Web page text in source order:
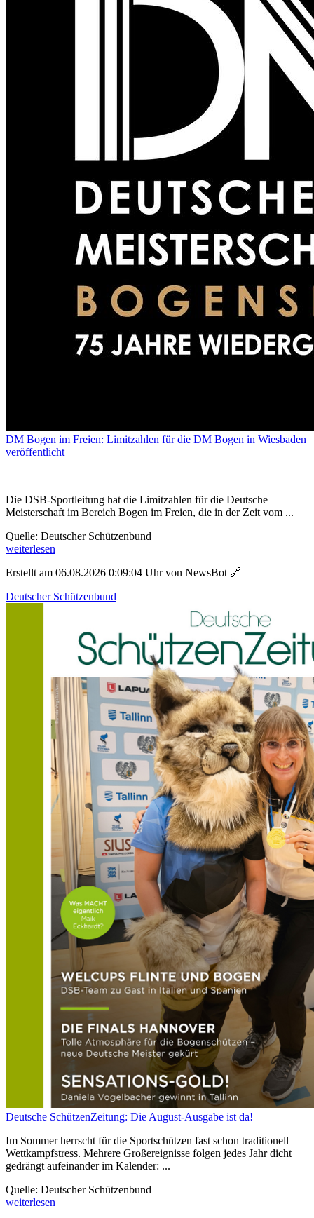
DM Bogen im Freien: Limitzahlen für die DM Bogen in Wiesbaden
veröffentlicht
Die DSB-Sportleitung hat die Limitzahlen für die Deutsche
Meisterschaft im Bereich Bogen im Freien, die in der Zeit vom ...
Quelle: Deutscher Schützenbund
weiterlesen
Erstellt am 06.08.2026 0:09:04 Uhr von NewsBot 🔗
Deutscher Schützenbund
Deutsche SchützenZeitung: Die August-Ausgabe ist da!
Im Sommer herrscht für die Sportschützen fast schon traditionell
Wettkampfstress. Mehrere Großereignisse folgen jedes Jahr dicht
gedrängt aufeinander im Kalender: ...
Quelle: Deutscher Schützenbund
weiterlesen